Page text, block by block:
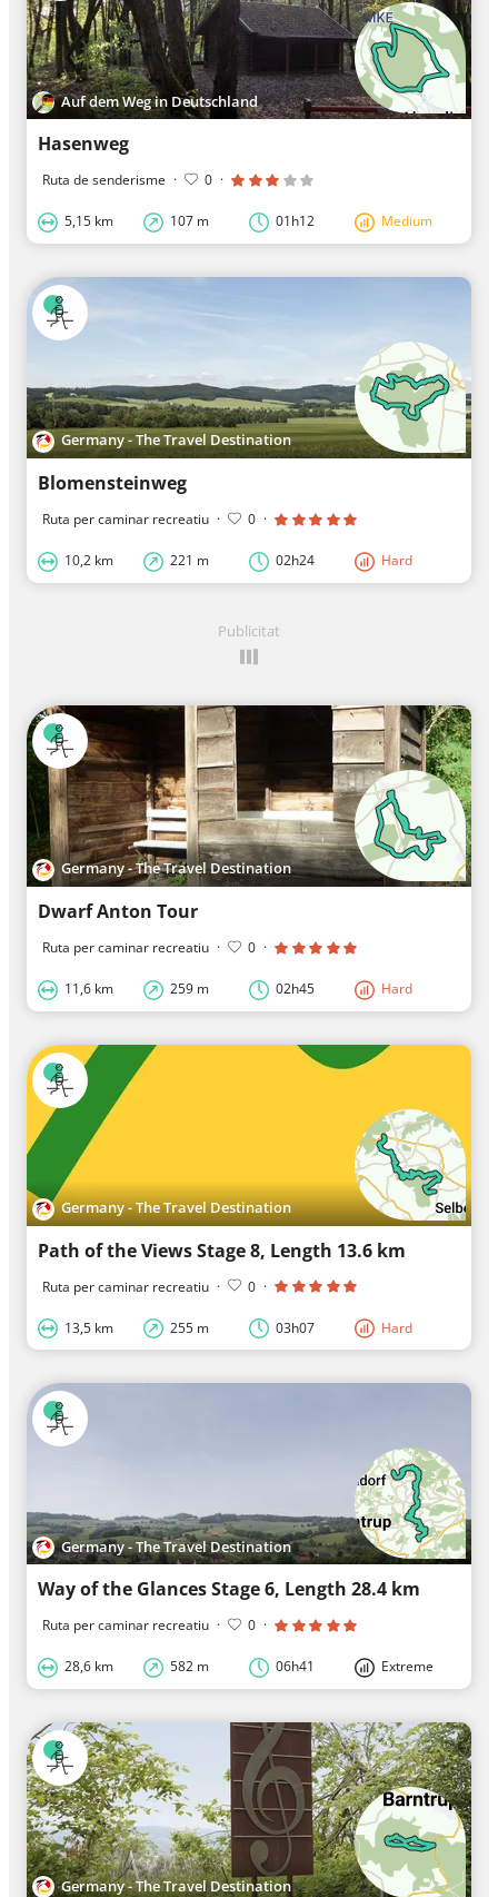
Auf dem Weg in Deutschland
Hasenweg
Ruta de senderisme · 0 ·
5,15 km 107 m 01h12 Medium
Germany - The Travel Destination
Blomensteinweg
Ruta per caminar recreatiu · 0 ·
10,2 km 221 m 02h24 Hard
Publicitat
Germany - The Travel Destination
Dwarf Anton Tour
Ruta per caminar recreatiu · 0 ·
11,6 km 259 m 02h45 Hard
Germany - The Travel Destination
Path of the Views Stage 8, Length 13.6 km
Ruta per caminar recreatiu · 0 ·
13,5 km 255 m 03h07 Hard
Germany - The Travel Destination
Way of the Glances Stage 6, Length 28.4 km
Ruta per caminar recreatiu · 0 ·
28,6 km 582 m 06h41 Extreme
Germany - The Travel Destination